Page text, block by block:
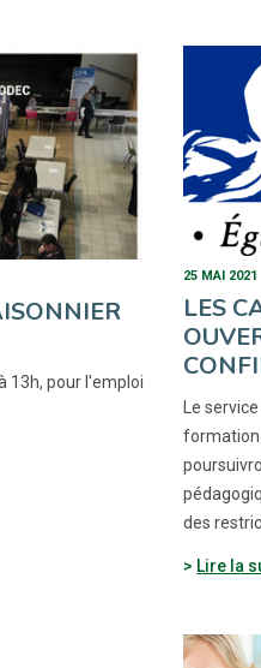
13h, pour l'emploi
25 MAI 2021
LES
Le
formation
des
Lire la